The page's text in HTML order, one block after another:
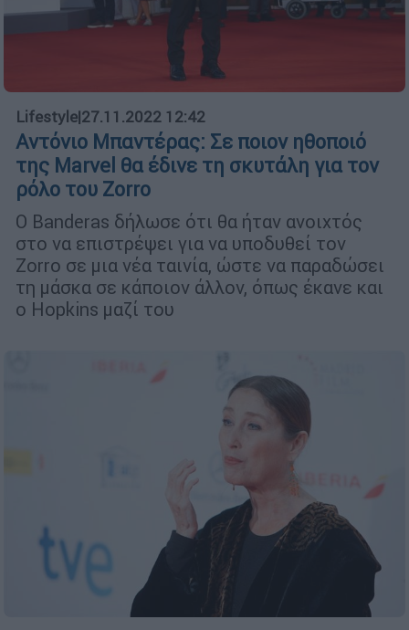
Lifestyle|27.11.2022 12:42
Αντόνιο Μπαντέρας: Σε ποιον ηθοποιό
της Marvel θα έδινε τη σκυτάλη για τον
ρόλο του Zorro
Ο Banderas δήλωσε ότι θα ήταν ανοιχτός
στο να επιστρέψει για να υποδυθεί τον
Zorro σε μια νέα ταινία, ώστε να παραδώσει
τη μάσκα σε κάποιον άλλον, όπως έκανε και
ο Hopkins μαζί του